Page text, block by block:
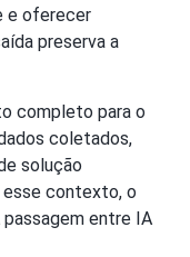
e oferecer
preserva a
completo para o
coletados,
solução
esse contexto, o
entre IA